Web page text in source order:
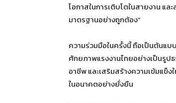
โอกาสในการเติบโตในสายงาน แล
มาตรฐานอย่างถูกต้อง”
ความร่วมมือในครั้งนี้ ถือเป็นต้นแ
ศักยภาพแรงงานไทยอย่างเป็นรูป
อาชีพ และเสริมสร้างความเข้มแข็
ในอนาคตอย่างยั่งยืน